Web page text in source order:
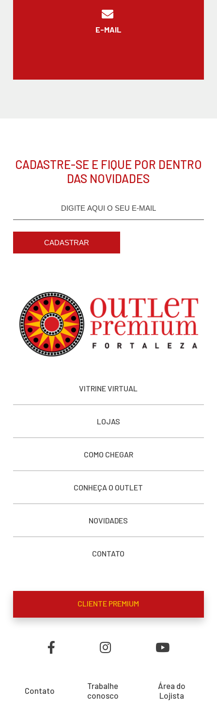
E-MAIL
CADASTRE-SE E FIQUE POR DENTRO
DAS NOVIDADES
CADASTRAR
VITRINE VIRTUAL
LOJAS
COMO CHEGAR
CONHEÇA O OUTLET
NOVIDADES
CONTATO
CLIENTE PREMIUM
Contato
Trabalhe
conosco
Área do
Lojista